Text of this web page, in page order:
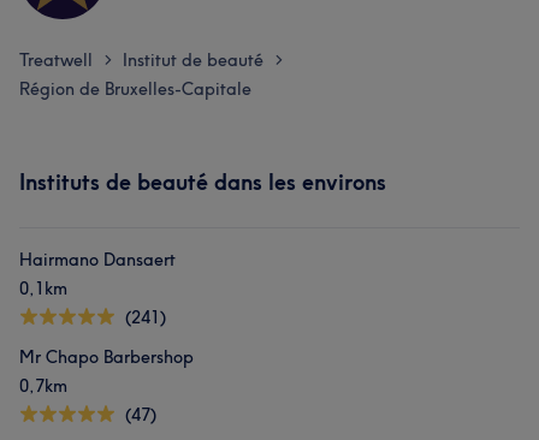
Treatwell > Institut de beauté >
Région de Bruxelles-Capitale
Instituts de beauté dans les environs
Hairmano Dansaert
0,1km
(241)
Mr Chapo Barbershop
0,7km
(47)